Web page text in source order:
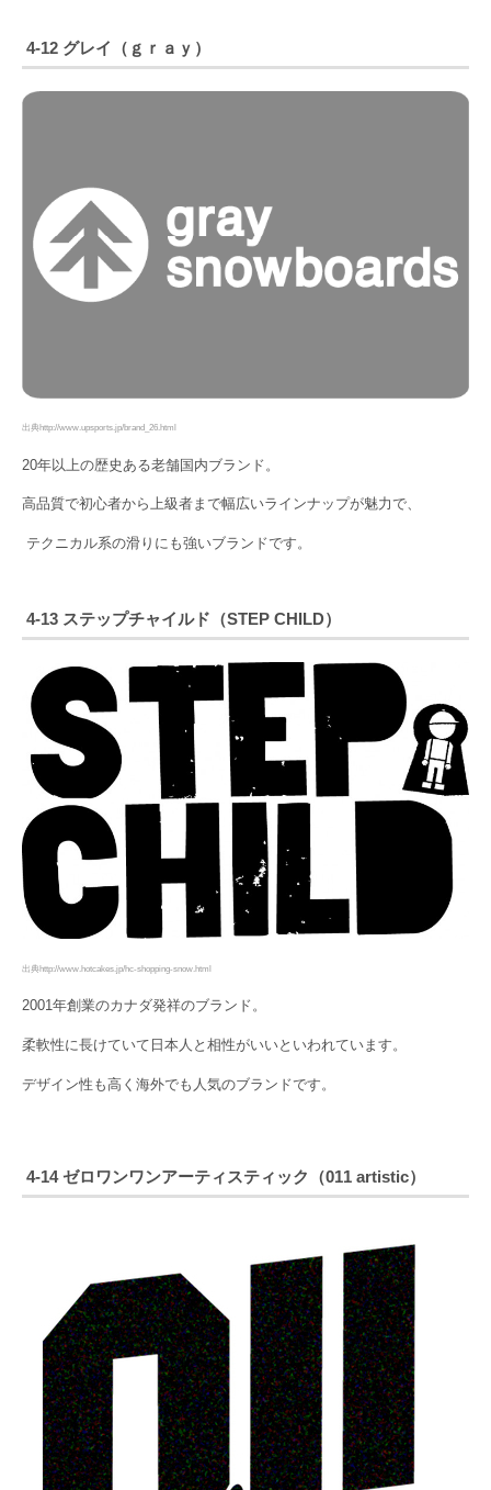
4-12 グレイ（ｇｒａｙ）
出典http://www.upsports.jp/brand_26.html
20年以上の歴史ある老舗国内ブランド。
高品質で初心者から上級者まで幅広いラインナップが魅力で、
テクニカル系の滑りにも強いブランドです。
4-13 ステップチャイルド（STEP CHILD）
出典http://www.hotcakes.jp/hc-shopping-snow.html
2001年創業のカナダ発祥のブランド。
柔軟性に長けていて日本人と相性がいいといわれています。
デザイン性も高く海外でも人気のブランドです。
4-14 ゼロワンワンアーティスティック（011 artistic）